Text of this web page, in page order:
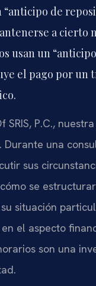
“anticipo de
a cierto
usan un
el pago por un
SRIS, P.C.,
Durante una
sus
se
situación
el aspecto
son una